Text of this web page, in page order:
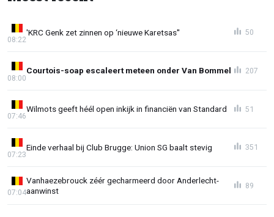
'KRC Genk zet zinnen op ‘nieuwe Karetsas''
08:22
50
Courtois-soap escaleert meteen onder Van Bommel
08:00
207
Wilmots geeft héél open inkijk in financiën van Standard
07:46
51
Einde verhaal bij Club Brugge: Union SG baalt stevig
07:23
351
Vanhaezebrouck zéér gecharmeerd door Anderlecht-
aanwinst
07:04
89